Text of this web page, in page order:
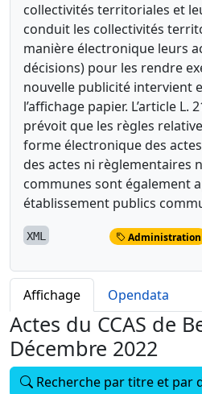
collectivités territoriales et
conduit les collectivités
manière électronique leurs
décisions) pour les rendre
nouvelle publicité intervient
l’affichage papier. L’article L.
prévoit que les règles
forme électronique des
des actes ni règlementaires
communes sont également
établissement publics
XML Administration
Affichage Opendata
Actes du CCAS de
Décembre 2022
Recherche par titre et par